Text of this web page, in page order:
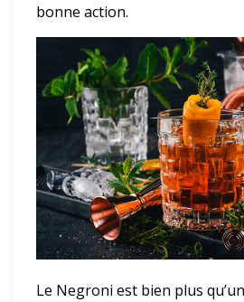
bonne action.
Le Negroni est bien plus